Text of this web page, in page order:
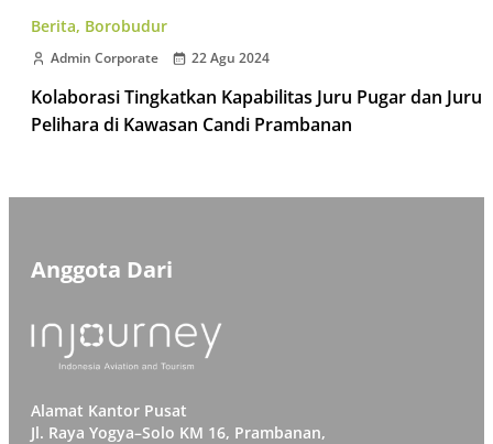
Berita, Borobudur
Admin Corporate 22 Agu 2024
Kolaborasi Tingkatkan Kapabilitas Juru Pugar dan Juru
Pelihara di Kawasan Candi Prambanan
Anggota Dari
Alamat Kantor Pusat
Jl. Raya Yogya–Solo KM 16, Prambanan,